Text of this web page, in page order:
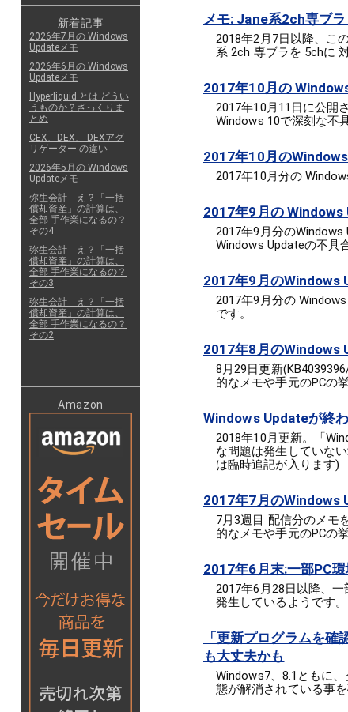
メモ: Jane系2ch専ブ
2018年2月7日以降、こ
系 2ch 専ブラを 5chに
2017年10月の
2017年10月11日に公開
Windows 10で深刻な不
2017年10月の
2017年10月分の
2017年9月の Windows
2017年9月分の
Windows Updateの不具
2017年9月のWindows
2017年9月分の
です。
2017年8月のWindows
8月29日更新
的なメモや手元のPCの
Windows Updateが終
2018年10月更新。「
な問題は発生していな
は臨時追記が入ります)
2017年7月のWindows
7月3週目 配信分のメモ
的なメモや手元のPCの
2017年6月末:一部PC
2017年6月28日以降、
発生しているようです。
「更新プログラムを
も大丈夫かも
Windows7、8.1ともに
態が解消されている事
新着記事
2026年7月の Windows
Updateメモ
2026年6月の Windows
Updateメモ
Hyperliquid とは どうい
うものか？ざっくりま
とめ
CEX、DEX、 DEXアグ
リゲーター の違い
2026年5月の Windows
Updateメモ
弥生会計 え？「一括
償却資産」の計算は、
全部 手作業になるの？
その4
弥生会計 え？「一括
償却資産」の計算は、
全部 手作業になるの？
その3
弥生会計 え？「一括
償却資産」の計算は、
全部 手作業になるの？
その2
Amazon